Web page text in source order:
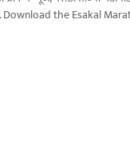
Download the Esakal